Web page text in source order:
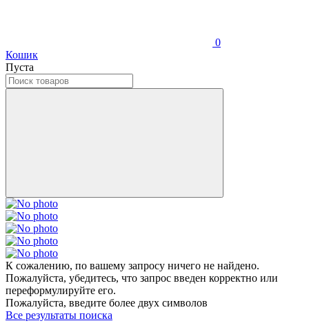
0
Кошик
Пуста
К сожалению, по вашему запросу ничего не найдено.
Пожалуйста, убедитесь, что запрос введен корректно или
переформулируйте его.
Пожалуйста, введите более двух символов
Все результаты поиска